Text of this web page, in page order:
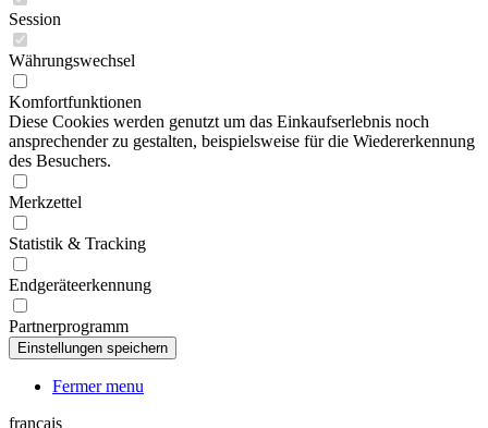
Session
Währungswechsel
Komfortfunktionen
Diese Cookies werden genutzt um das Einkaufserlebnis noch
ansprechender zu gestalten, beispielsweise für die Wiedererkennung
des Besuchers.
Merkzettel
Statistik & Tracking
Endgeräteerkennung
Partnerprogramm
Fermer menu
français